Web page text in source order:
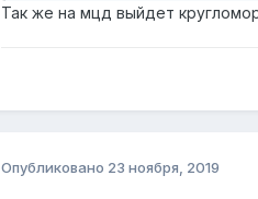
Так же на мцд выйдет
Опубликовано 23 ноября, 2019